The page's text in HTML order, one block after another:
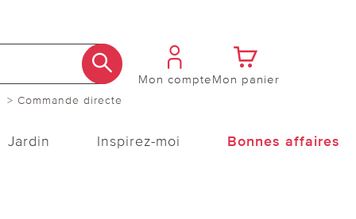
> Commande directe
Mon compteMon panier
Jardin Inspirez-moi Bonnes affaires